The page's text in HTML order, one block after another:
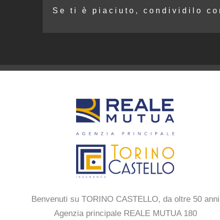
Se ti è piaciuto, condividilo
Benvenuti su TORINO CASTELLO, da oltre 50 anni
Agenzia principale REALE MUTUA 180